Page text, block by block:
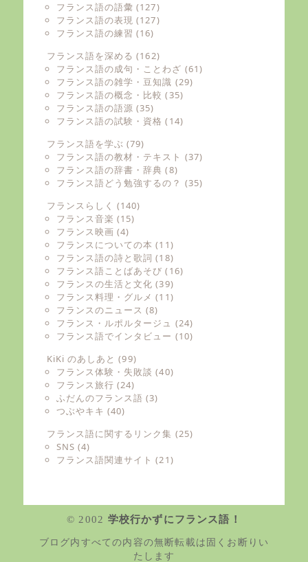
フランス語の語彙 (127)
フランス語の表現 (127)
フランス語の練習 (16)
フランス語を深める (162)
フランス語の成句・ことわざ (61)
フランス語の雑学・豆知識 (29)
フランス語の概念・比較 (35)
フランス語の語源 (35)
フランス語の試験・資格 (14)
フランス語を学ぶ (79)
フランス語の教材・テキスト (37)
フランス語の辞書・辞典 (8)
フランス語どう勉強するの？ (35)
フランスらしく (140)
フランス音楽 (15)
フランス映画 (4)
フランスについての本 (11)
フランス語の詩と歌詞 (18)
フランス語ことばあそび (16)
フランスの生活と文化 (39)
フランス料理・グルメ (11)
フランスのニュース (8)
フランス・ルポルタージュ (24)
フランス語でインタビュー (10)
KiKi のあしあと (99)
フランス体験・失敗談 (40)
フランス旅行 (24)
ふだんのフランス語 (3)
つぶやキキ (40)
フランス語に関するリンク集 (25)
SNS (4)
フランス語関連サイト (21)
© 2002 学校行かずにフランス語！
ブログ内すべての内容の無断転載は固くお断りい
たします